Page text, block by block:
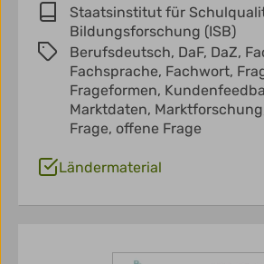
Staatsinstitut für
Bildungsforschung (ISB)
Berufsdeutsch, DaF, DaZ,
Fachsprache, Fachwort,
Frageformen,
Marktdaten,
Frage, offene Frage
Ländermaterial